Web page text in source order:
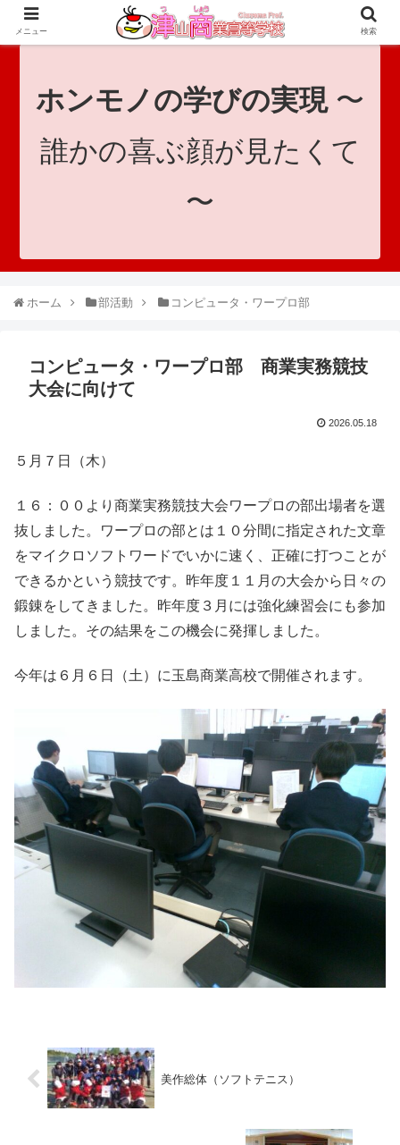
since 1921｜地域と共に未来へつなげ！｜Tsuyama Commercial High School
ホンモノの学びの実現〜
誰かの喜ぶ顔が見たくて
〜
ホーム 部活動 コンピュータ・ワープロ部
コンピュータ・ワープロ部 商業実務競技
大会に向けて
2026.05.18
５月７日（木）
１６：００より商業実務競技大会ワープロの部出場者を選
抜しました。ワープロの部とは１０分間に指定された文章
をマイクロソフトワードでいかに速く、正確に打つことが
できるかという競技です。昨年度１１月の大会から日々の
鍛錬をしてきました。昨年度３月には強化練習会にも参加
しました。その結果をこの機会に発揮しました。
今年は６月６日（土）に玉島商業高校で開催されます。
美作総体（ソフトテニス）
メニュー 検索